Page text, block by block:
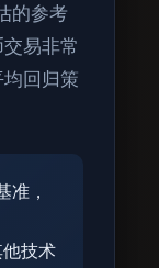
的参考
易非常
回归策
准，
他技术